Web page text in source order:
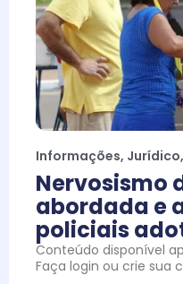
Informações, Jurídico,
Nervosismo
abordada e
policiais
Conteúdo disponível
Faça login ou crie sua